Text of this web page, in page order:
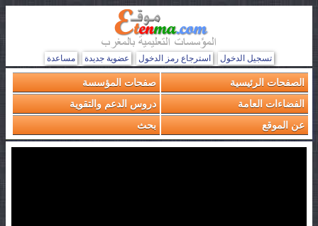
تسجيل الدخول استرجاع رمز الدخول عضوية جديدة مساعدة
الصفحات الرئيسية
صفحات المؤسسة
الفضاءات العامة
دروس الدعم والتقوية
عن الموقع
بحث